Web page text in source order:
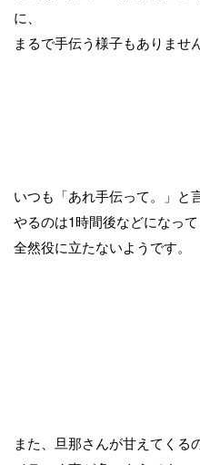
に、
まるで手伝う様子もありません
いつも「あれ手伝って。」と
やるのは1時間後などになって
全然役に立たないようです。
また、旦那さんが甘えてくる